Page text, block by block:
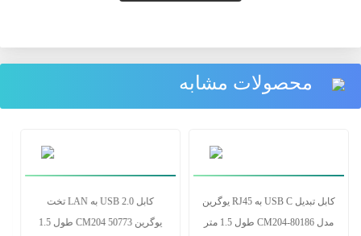
محصولات مشابه
کابل USB 2.0 به LAN تخت
یوگرین 50773 CM204 طول 1.5
کابل تبدیل USB C به RJ45 یوگرین
مدل CM204-80186 طول 1.5 متر